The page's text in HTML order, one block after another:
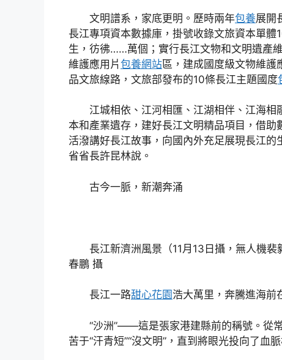
文明譜系，家底更明。歷時兩年包養展開
長江專項資本數據庫，掛號收錄文旅資本單體
生，彷彿……萬個；實行長江文物和文明遺產
維護應用片 包養網站區，建成國度級文物維護
品文旅線路，文旅部發布的10條長江主題國度
江城相依、江河相匯、江湖相伴、江海
本和產業遺存，建好長江文明精品項目，借助
活潑講好長江故事，向國內外充足展現長江
省省長許昆林說。
古今一脈，新潮奔涌
長江新濟洲風景（11月13日攝，無人機
春鵬 攝
長江一路甜心花園 浩大萬里，奔騰進海前
“沙洲”——這是張家港建縣前的稱號。從
苦于“汗青短”“沒文明”，直到將眼光投向了